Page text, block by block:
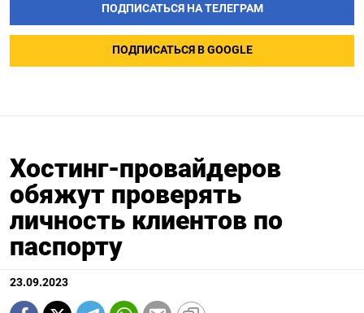
ПОДПИСАТЬСЯ НА ТЕЛЕГРАМ
ПОДПИСАТЬСЯ В GOOGLE
Хостинг-провайдеров
обяжут проверять
личность клиентов по
паспорту
23.09.2023